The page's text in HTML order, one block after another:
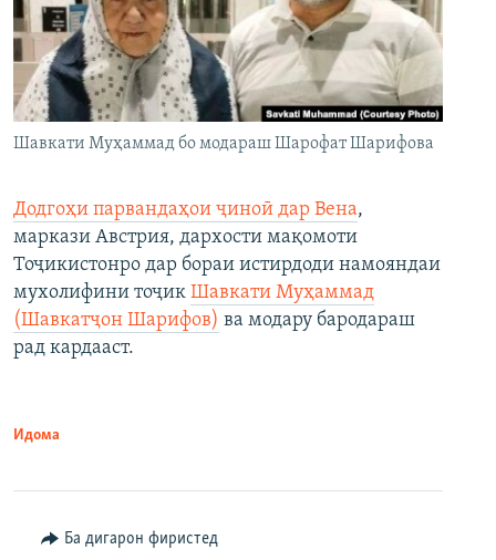
Шавкати Муҳаммад бо модараш Шарофат Шарифова
Додгоҳи парвандаҳои ҷиноӣ дар Вена,
маркази Австрия, дархости мақомоти
Тоҷикистонро дар бораи истирдоди намояндаи
мухолифини тоҷик Шавкати Муҳаммад
(Шавкатҷон Шарифов) ва модару бародараш
рад кардааст.
Идома
Ба дигарон фиристед